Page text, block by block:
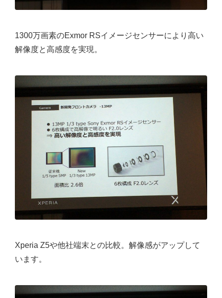
1300万画素のExmor RSイメージセンサーにより高い
解像度と高感度を実現。
Xperia Z5や他社端末との比較。解像感がアップして
います。